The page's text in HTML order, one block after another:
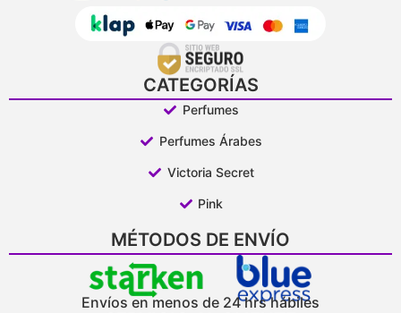
CATEGORÍAS
Perfumes
Perfumes Árabes
Victoria Secret
Pink
MÉTODOS DE ENVÍO
Envíos en menos de 24 hrs hábiles